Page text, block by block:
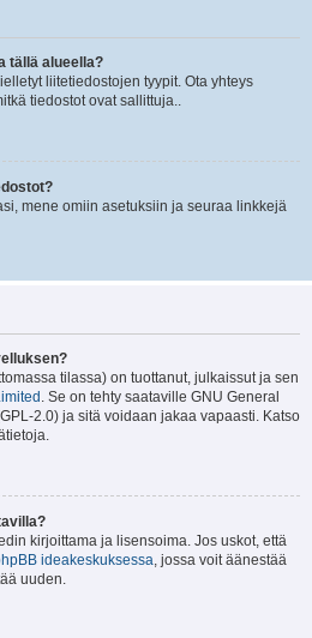
tällä alueella?
liitetiedostojen tyypit. Ota yhteys
tiedostot ovat sallittuja..
mene omiin asetuksiin ja seuraa linkkejä
tilassa) on tuottanut, julkaissut ja sen
. Se on tehty saataville GNU General
2.0) ja sitä voidaan jakaa vapaasti. Katso
kirjoittama ja lisensoima. Jos uskot, että
ideakeskuksessa, jossa voit äänestää
uuden.